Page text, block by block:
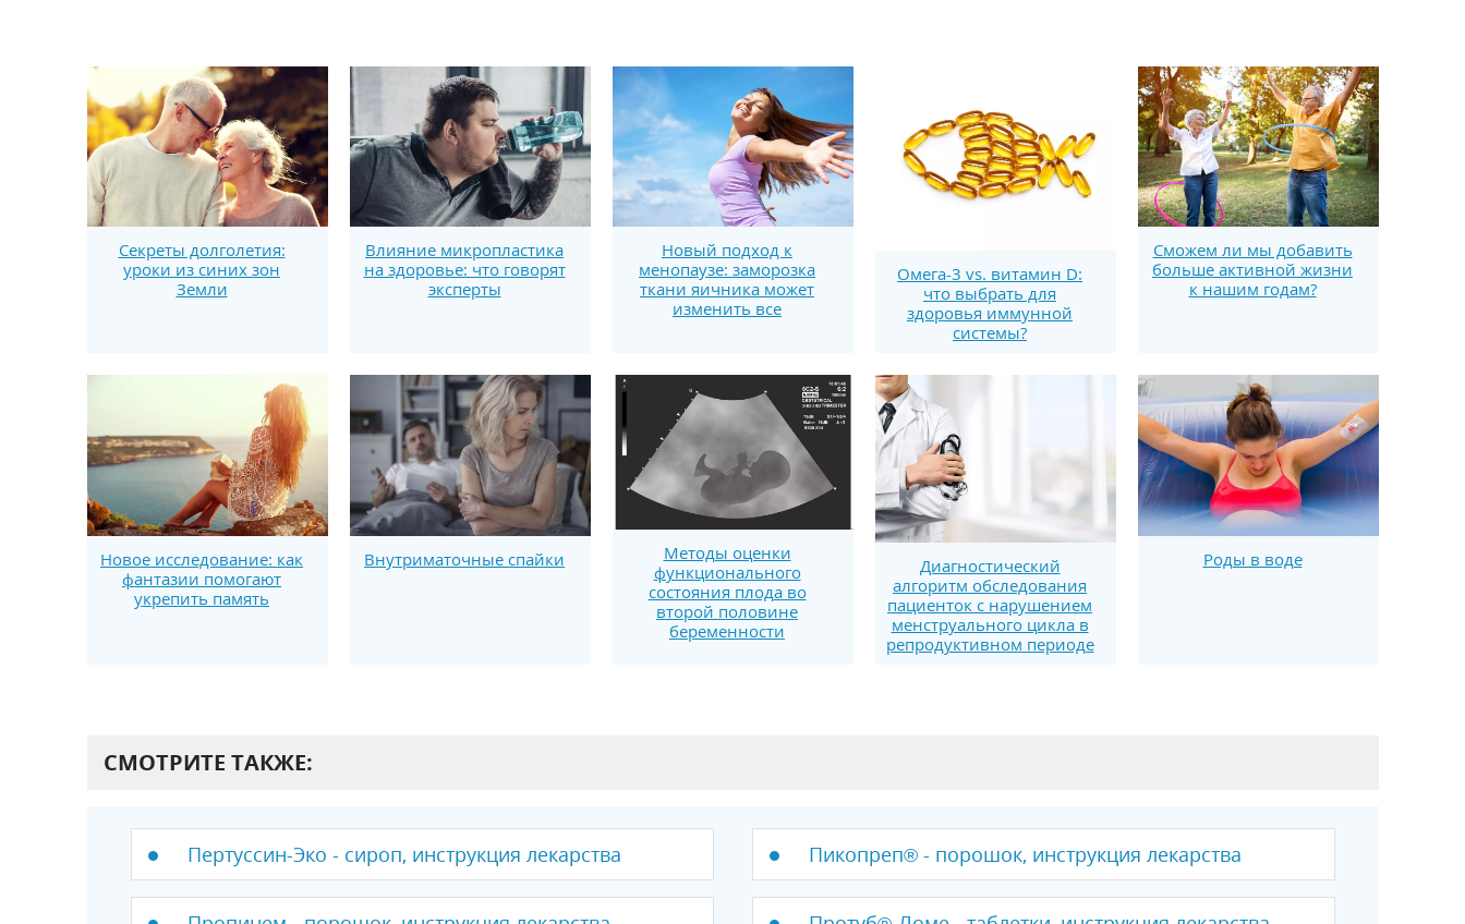
Секреты долголетия:
уроки из синих зон
Земли
Влияние микропластика
на здоровье: что говорят
эксперты
Новый подход к
менопаузе: заморозка
ткани яичника может
изменить все
Омега-3 vs. витамин D:
что выбрать для
здоровья иммунной
системы?
Сможем ли мы добавить
больше активной жизни
к нашим годам?
Новое исследование: как
фантазии помогают
укрепить память
Внутриматочные спайки
Методы оценки
функционального
состояния плода во
второй половине
беременности
Диагностический
алгоритм обследования
пациенток с нарушением
менструального цикла в
репродуктивном периоде
Роды в воде
СМОТРИТЕ ТАКЖЕ:
Пертуссин-Эко - сироп, инструкция лекарства Пикопреп® - порошок, инструкция лекарства